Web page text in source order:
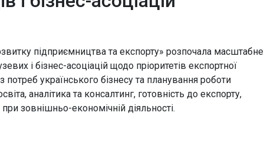
підприємництва та експорту» розпочала масштабне
і бізнес-асоціацій щодо пріоритетів експортної
потреб українського бізнесу та планування роботи
аналітика та консалтинг, готовність до експорту,
зовнішньо-економічній діяльності.